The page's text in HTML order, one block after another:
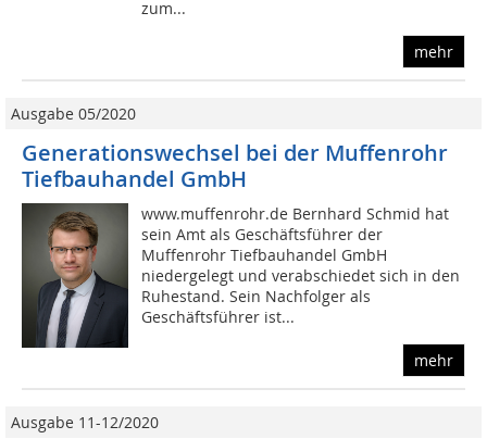
zum...
mehr
Ausgabe 05/2020
Generationswechsel bei der Muffenrohr
Tiefbauhandel GmbH
www.muffenrohr.de Bernhard Schmid hat
sein Amt als Geschäftsführer der
Muffenrohr Tiefbauhandel GmbH
niedergelegt und verabschiedet sich in den
Ruhestand. Sein Nachfolger als
Geschäftsführer ist...
mehr
Ausgabe 11-12/2020